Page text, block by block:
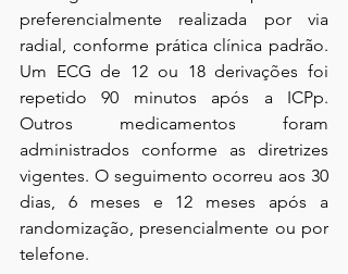
preferencialmente realizada por via
radial, conforme prática clínica padrão.
Um ECG de 12 ou 18 derivações foi
repetido 90 minutos após a ICPp.
Outros medicamentos foram
administrados conforme as diretrizes
vigentes. O seguimento ocorreu aos 30
dias, 6 meses e 12 meses após a
randomização, presencialmente ou por
telefone.